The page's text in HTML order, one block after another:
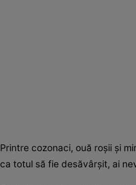
Printre cozonaci, ouă roșii și
ca totul să fie desăvârșit, ai